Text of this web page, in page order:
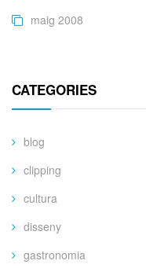
maig 2008
CATEGORIES
blog
clipping
cultura
disseny
gastronomia